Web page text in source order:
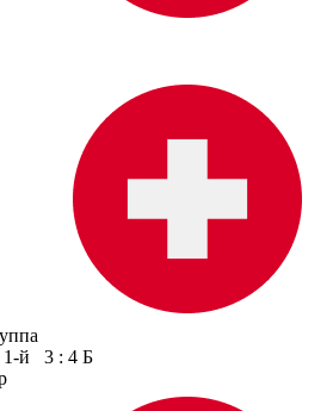
й
3 : 4 Б